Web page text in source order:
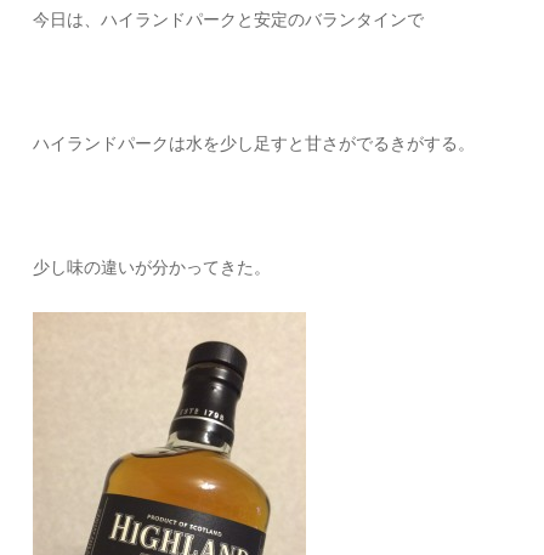
今日は、ハイランドパークと安定のバランタインで
ハイランドパークは水を少し足すと甘さがでるきがする。
少し味の違いが分かってきた。